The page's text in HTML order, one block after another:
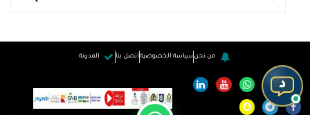
من نحن سياسة الخصوصية اتصل بنا المدونة
د